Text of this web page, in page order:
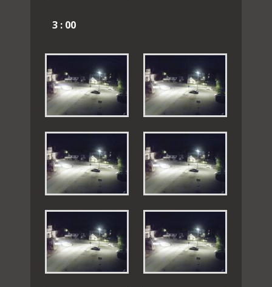
3 : 00